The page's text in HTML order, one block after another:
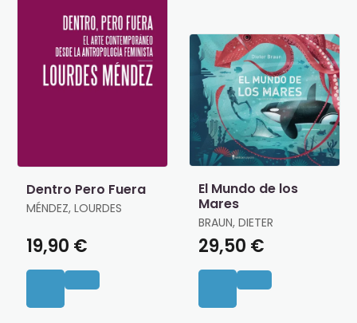
Dentro Pero Fuera
MÉNDEZ, LOURDES
19,90 €
El Mundo de los
Mares
BRAUN, DIETER
29,50 €